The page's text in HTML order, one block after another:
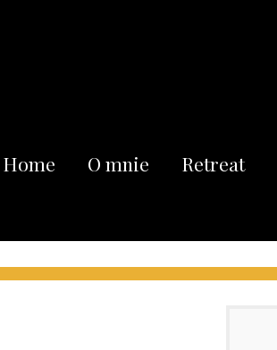
Home O mnie Retreat